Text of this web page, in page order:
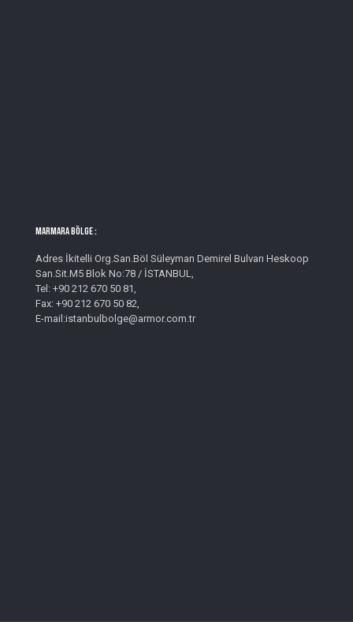
MARMARA BÖLGE :
Adres İkitelli Org.San.Böl Süleyman Demirel Bulvarı Heskoop
San.Sit.M5 Blok No:78 / İSTANBUL,
Tel: +90 212 670 50 81,
Fax: +90 212 670 50 82,
E-mail:istanbulbolge@armor.com.tr